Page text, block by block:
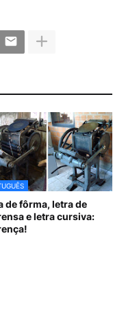
de fôrma, letra de
e letra cursiva: